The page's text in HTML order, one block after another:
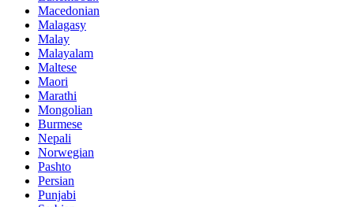
Macedonian
Malagasy
Malay
Malayalam
Maltese
Maori
Marathi
Mongolian
Burmese
Nepali
Norwegian
Pashto
Persian
Punjabi